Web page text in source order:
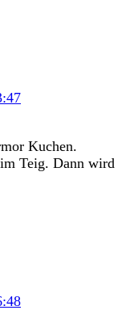
Kuchen.
Teig. Dann wird